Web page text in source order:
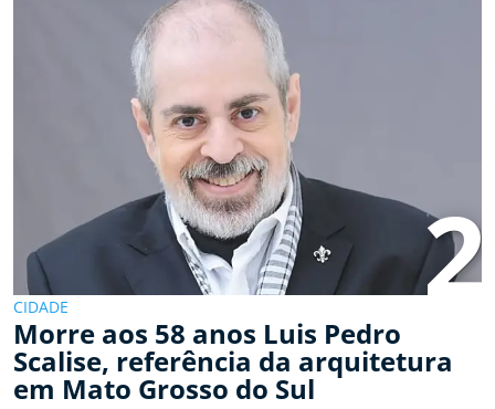
2
CIDADE
Morre aos 58 anos Luis Pedro
Scalise, referência da arquitetura
em Mato Grosso do Sul